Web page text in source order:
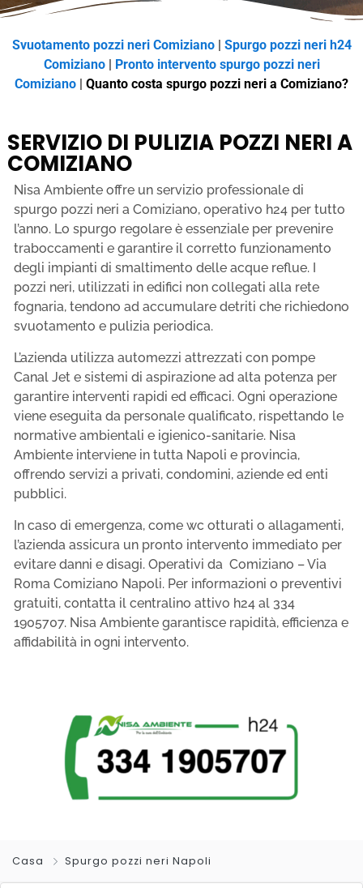
Svuotamento pozzi neri Comiziano| Spurgo pozzi neri h24
Comiziano| Pronto intervento spurgo pozzi neri
Comiziano | Quanto costa spurgo pozzi neri a Comiziano?
SERVIZIO DI PULIZIA POZZI NERI A
COMIZIANO
Nisa Ambiente offre un servizio professionale di
spurgo pozzi neri a Comiziano, operativo h24 per tutto
l’anno. Lo spurgo regolare è essenziale per prevenire
traboccamenti e garantire il corretto funzionamento
degli impianti di smaltimento delle acque reflue. I
pozzi neri, utilizzati in edifici non collegati alla rete
fognaria, tendono ad accumulare detriti che richiedono
svuotamento e pulizia periodica.
L’azienda utilizza automezzi attrezzati con pompe
Canal Jet e sistemi di aspirazione ad alta potenza per
garantire interventi rapidi ed efficaci. Ogni operazione
viene eseguita da personale qualificato, rispettando le
normative ambientali e igienico-sanitarie. Nisa
Ambiente interviene in tutta Napoli e provincia,
offrendo servizi a privati, condomini, aziende ed enti
pubblici.
In caso di emergenza, come wc otturati o allagamenti,
l’azienda assicura un pronto intervento immediato per
evitare danni e disagi. Operativi da Comiziano – Via
Roma Comiziano Napoli. Per informazioni o preventivi
gratuiti, contatta il centralino attivo h24 al 334
1905707. Nisa Ambiente garantisce rapidità, efficienza e
affidabilità in ogni intervento.
Casa Spurgo pozzi neri Napoli